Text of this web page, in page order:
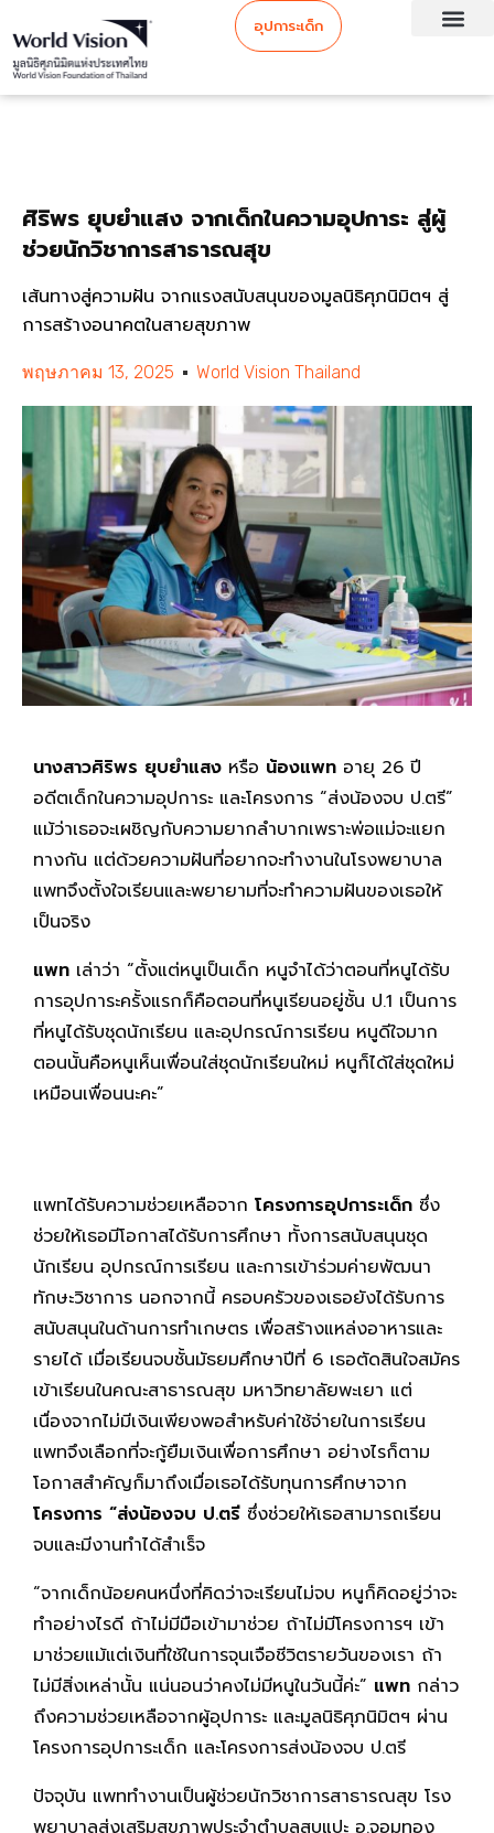
อุปการะเด็ก
ศิริพร ยุบยำแสง จากเด็กในความอุปการะ สู่ผู้
ช่วยนักวิชาการสาธารณสุข
เส้นทางสู่ความฝัน จากแรงสนับสนุนของมูลนิธิศุภนิมิตฯ สู่
การสร้างอนาคตในสายสุขภาพ
พฤษภาคม 13, 2025 World Vision Thailand
นางสาวศิริพร ยุบยำแสง หรือ น้องแพท อายุ 26 ปี
อดีตเด็กในความอุปการะ และโครงการ “ส่งน้องจบ ป.ตรี”
แม้ว่าเธอจะเผชิญกับความยากลำบากเพราะพ่อแม่จะแยก
ทางกัน แต่ด้วยความฝันที่อยากจะทำงานในโรงพยาบาล
แพทจึงตั้งใจเรียนและพยายามที่จะทำความฝันของเธอให้
เป็นจริง
แพท เล่าว่า “ตั้งแต่หนูเป็นเด็ก หนูจำได้ว่าตอนที่หนูได้รับ
การอุปการะครั้งแรกก็คือตอนที่หนูเรียนอยู่ชั้น ป.1 เป็นการ
ที่หนูได้รับชุดนักเรียน และอุปกรณ์การเรียน หนูดีใจมาก
ตอนนั้นคือหนูเห็นเพื่อนใส่ชุดนักเรียนใหม่ หนูก็ได้ใส่ชุดใหม่
เหมือนเพื่อนนะคะ”
แพทได้รับความช่วยเหลือจาก โครงการอุปการะเด็ก ซึ่ง
ช่วยให้เธอมีโอกาสได้รับการศึกษา ทั้งการสนับสนุนชุด
นักเรียน อุปกรณ์การเรียน และการเข้าร่วมค่ายพัฒนา
ทักษะวิชาการ นอกจากนี้ ครอบครัวของเธอยังได้รับการ
สนับสนุนในด้านการทำเกษตร เพื่อสร้างแหล่งอาหารและ
รายได้ เมื่อเรียนจบชั้นมัธยมศึกษาปีที่ 6 เธอตัดสินใจสมัคร
เข้าเรียนในคณะสาธารณสุข มหาวิทยาลัยพะเยา แต่
เนื่องจากไม่มีเงินเพียงพอสำหรับค่าใช้จ่ายในการเรียน
แพทจึงเลือกที่จะกู้ยืมเงินเพื่อการศึกษา อย่างไรก็ตาม
โอกาสสำคัญก็มาถึงเมื่อเธอได้รับทุนการศึกษาจาก
โครงการ “ส่งน้องจบ ป.ตรี ซึ่งช่วยให้เธอสามารถเรียน
จบและมีงานทำได้สำเร็จ
“จากเด็กน้อยคนหนึ่งที่คิดว่าจะเรียนไม่จบ หนูก็คิดอยู่ว่าจะ
ทำอย่างไรดี ถ้าไม่มีมือเข้ามาช่วย ถ้าไม่มีโครงการฯ เข้า
มาช่วยแม้แต่เงินที่ใช้ในการจุนเจือชีวิตรายวันของเรา ถ้า
ไม่มีสิ่งเหล่านั้น แน่นอนว่าคงไม่มีหนูในวันนี้ค่ะ” แพท กล่าว
ถึงความช่วยเหลือจากผู้อุปการะ และมูลนิธิศุภนิมิตฯ ผ่าน
โครงการอุปการะเด็ก และโครงการส่งน้องจบ ป.ตรี
ปัจจุบัน แพททำงานเป็นผู้ช่วยนักวิชาการสาธารณสุข โรง
พยาบาลส่งเสริมสุขภาพประจำตำบลสบแปะ อ.จอมทอง